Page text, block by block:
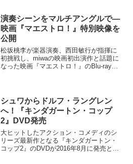
るのが、...
演奏シーンをマルチアングルで―
映画『マエストロ！』特別映像を
公開
松坂桃李が楽器演奏、西田敏行が指揮に
初挑戦し、miwaの映画初出演作と話題に
なった映画『マエストロ！』のBlu-ray＆
シュワからドルフ・ラングレン
へ！『キンダガートン・コップ
2』DVD発売
大ヒットしたアクション・コメディのシ
リーズ最新作となる『キンダガートン・
コップ2』のDVDが2016年8月に発売とな